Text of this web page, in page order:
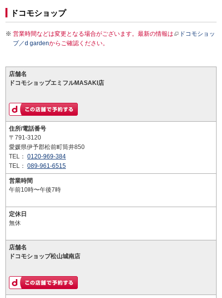
ドコモショップ
営業時間などは変更となる場合がございます。最新の情報は
ドコモショッ
プ／d gardenからご確認ください。
店舗名
ドコモショップエミフルMASAKI店
住所/電話番号
〒791-3120
愛媛県伊予郡松前町筒井850
TEL： 0120-969-384
TEL： 089-961-6515
営業時間
午前10時〜午後7時
定休日
無休
店舗名
ドコモショップ松山城南店